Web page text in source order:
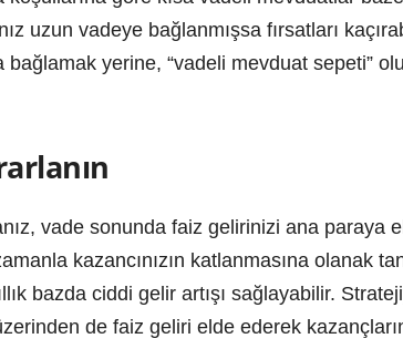
uzun vadeye bağlanmışsa fırsatları
bağlamak yerine, “vadeli mevduat sepeti”
vade sonunda faiz gelirinizi ana paraya
kazancınızın katlanmasına olanak
bazda ciddi gelir artışı sağlayabilir.
de faiz geliri elde ederek